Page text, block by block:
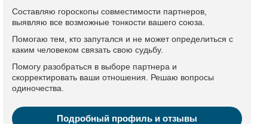
Составляю гороскопы совместимости партнеров,
выявляю все возможные тонкости вашего союза.
Помогаю тем, кто запутался и не может определиться с
каким человеком связать свою судьбу.
Помогу разобраться в выборе партнера и
скорректировать ваши отношения. Решаю вопросы
одиночества.
Подробный профиль и отзывы